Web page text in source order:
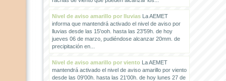
Nivel de aviso amarillo por lluviasLa AEMET
informa que mantendrá activado el nivel de aviso por
lluvias desde las 15'ooh. hasta las 23'59h. de hoy
jueves 06 de marzo, pudiéndose alcanzar 20mm. de
precipitación en...
Nivel de aviso amarillo por vientoLa AEMET
mantendrá activado el nivel de aviso amarillo por viento
desde las 09'00h. hasta las 21'00h. de hoy lunes 27 de